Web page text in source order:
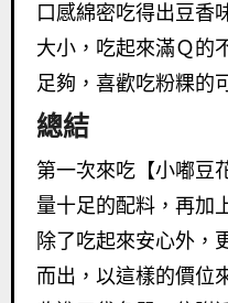
口感綿密吃得出豆香
大小，吃起來滿Ｑ的
足夠，喜歡吃粉粿的
總結
第一次來吃【小嘟豆
量十足的配料，再加
除了吃起來安心外，
而出，以這樣的價位